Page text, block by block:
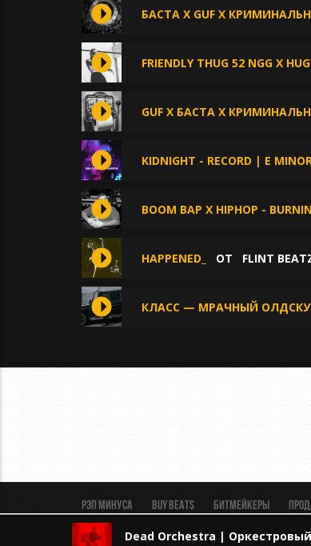
БАСТА X GUF X
FRIENDLY THUG 52 NGG X
GUF X БАСТА X
KIDNIGHT - RECORD | E
BOOM BAP X HIPHOP -
HAPPENED_ ОТ FLINT
КЛАСС — МРАЧНЫЙ
Dead Orchestra |
Рэп минуса BUY BEATS Битмейкеры
Пользовательское соглашение